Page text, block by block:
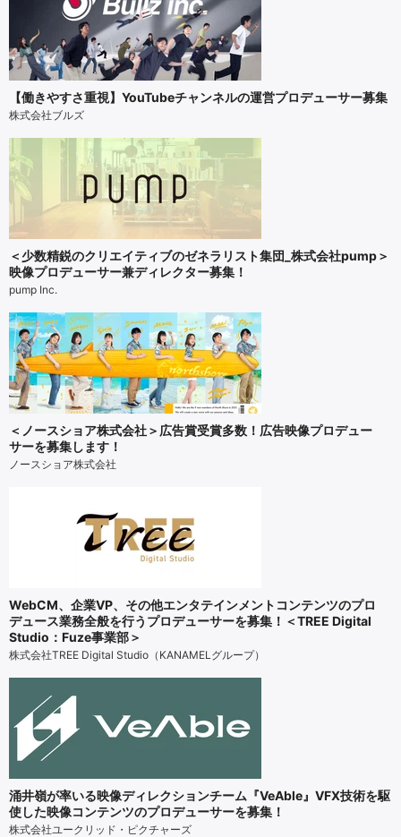
【働きやすさ重視】YouTubeチャンネルの運営プロデューサー募集
株式会社ブルズ
＜少数精鋭のクリエイティブのゼネラリスト集団_株式会社pump＞
映像プロデューサー兼ディレクター募集！
pump Inc.
＜ノースショア株式会社＞広告賞受賞多数！広告映像プロデュー
サーを募集します！
ノースショア株式会社
WebCM、企業VP、その他エンタテインメントコンテンツのプロ
デュース業務全般を行うプロデューサーを募集！＜TREE Digital
Studio：Fuze事業部＞
株式会社TREE Digital Studio（KANAMELグループ）
涌井嶺が率いる映像ディレクションチーム『VeAble』VFX技術を駆
使した映像コンテンツのプロデューサーを募集！
株式会社ユークリッド・ピクチャーズ